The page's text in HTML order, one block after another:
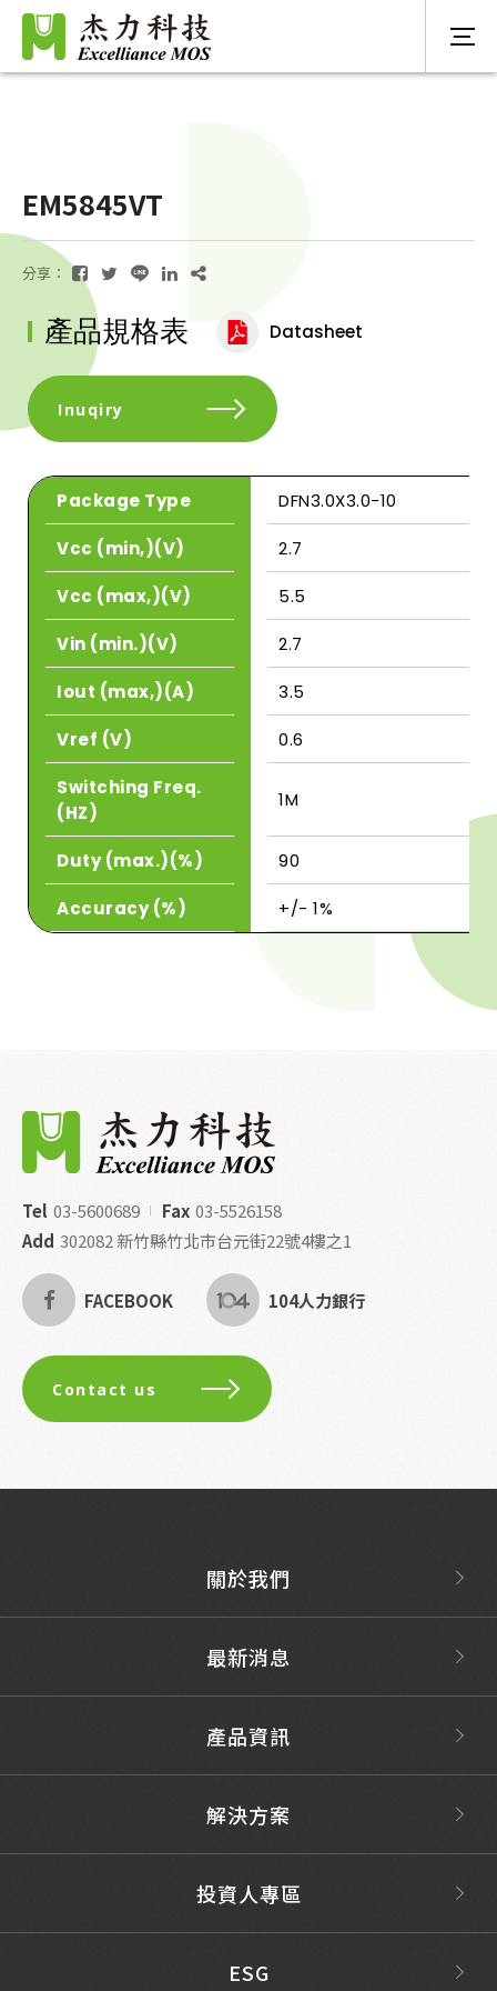
EM5845VT
分享：
產品規格表 Datasheet
Inuqiry
Package Type DFN3.0X3.0-10
Vcc (min,)(V) 2.7
Vcc (max,)(V) 5.5
Vin (min.)(V) 2.7
Iout (max,)(A) 3.5
Vref (V) 0.6
Switching Freq.
(HZ)
1M
Duty (max.)(%) 90
Accuracy (%) +/- 1%
Tel 03-5600689 Fax 03-5526158
Add 302082 新竹縣竹北市台元街22號4樓之1
FACEBOOK 104人力銀行
Contact us
關於我們
最新消息
產品資訊
解決方案
投資人專區
ESG